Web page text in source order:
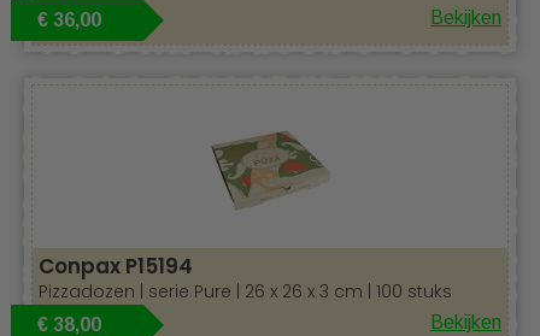
€ 36,00 Bekijken
Conpax P15194
Pizzadozen | serie Pure | 26 x 26 x 3 cm | 100 stuks
€ 38,00 Bekijken